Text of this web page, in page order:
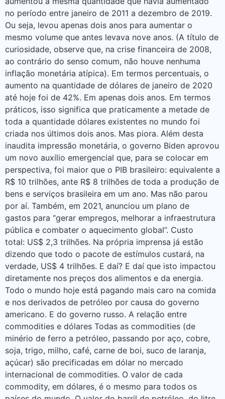
no período entre janeiro de 2011 a dezembro de 2019.
Ou seja, levou apenas dois anos para aumentar o
mesmo volume que antes levava nove anos. (A título de
curiosidade, observe que, na crise financeira de 2008,
ao contrário do senso comum, não houve nenhuma
inflação monetária atípica). Em termos percentuais, o
aumento na quantidade de dólares de janeiro de 2020
até hoje foi de 42%. Em apenas dois anos. Em termos
práticos, isso significa que praticamente a metade de
toda a quantidade dólares existentes no mundo foi
criada nos últimos dois anos. Mas piora. Além desta
inaudita impressão monetária, o governo Biden aprovou
um novo auxílio emergencial que, para se colocar em
perspectiva, foi maior que o PIB brasileiro: equivalente a
R$ 10 trilhões, ante R$ 8 trilhões de toda a produção de
bens e serviços brasileira em um ano. Mas não parou
por aí. Também, em 2021, anunciou um plano de
gastos para “gerar empregos, melhorar a infraestrutura
pública e combater o aquecimento global”. Custo
total: US$ 2,3 trilhões. Na própria imprensa já estão
dizendo que todo o pacote de estímulos custará, na
verdade, US$ 4 trilhões. E daí? E daí que isto impactou
diretamente nos preços dos alimentos e da energia.
Todo o mundo hoje está pagando mais caro na comida
e nos derivados de petróleo por causa do governo
americano. E do governo russo. A relação entre
commodities e dólares Todas as commodities (de
minério de ferro a petróleo, passando por aço, cobre,
soja, trigo, milho, café, carne de boi, suco de laranja,
açúcar) são precificadas em dólar no mercado
internacional de commodities. O valor de cada
commodity, em dólares, é o mesmo para todos os